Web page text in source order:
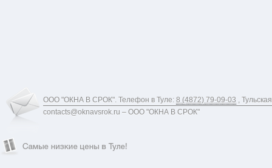
ООО "ОКНА В СРОК". Телефон в Туле: 8 (4872) 79-09-03 ,
contacts@oknavsrok.ru – ООО "ОКНА В СРОК"